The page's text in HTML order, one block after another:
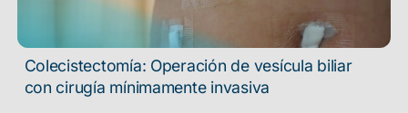
Colecistectomía: Operación de vesícula biliar
con cirugía mínimamente invasiva